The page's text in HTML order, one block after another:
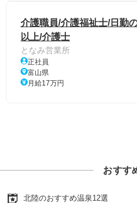
介護職員/介護福祉士/日勤
以上/介護士
となみ営業所
正社員
富山県
月給17万円
おすす
北陸のおすすめ温泉12選